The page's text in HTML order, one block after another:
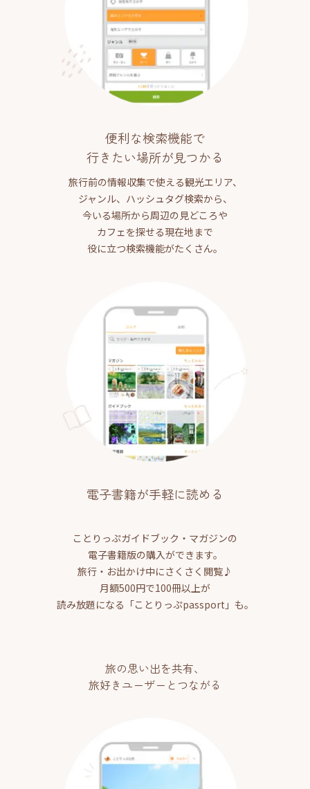
便利な検索機能で
行きたい場所が見つかる
旅行前の情報収集で使える観光エリア、
ジャンル、ハッシュタグ検索から、
今いる場所から周辺の見どころや
カフェを探せる現在地まで
役に立つ検索機能がたくさん。
電子書籍が手軽に読める
ことりっぷガイドブック・マガジンの
電子書籍版の購入ができます。
旅行・お出かけ中にさくさく閲覧♪
月額500円で100冊以上が
読み放題になる「ことりっぷpassport」も。
旅の思い出を共有、
旅好きユーザーとつながる